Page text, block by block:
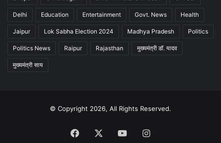
Delhi Education Entertainment Govt. News Health
Jaipur Lok Sabha Election 2024 Madhya Pradesh Politics
Politics News Raipur Rajasthan मुख्यमंत्री डॉ. यादव
मुख्यमंत्री साय
© Copyright 2026, All Rights Reserved.
Facebook YouTubeInstagram